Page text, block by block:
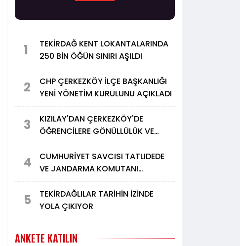
1
TEKİRDAĞ KENT LOKANTALARINDA
250 BİN ÖĞÜN SINIRI AŞILDI
2
CHP ÇERKEZKÖY İLÇE BAŞKANLIĞI
YENİ YÖNETİM KURULUNU AÇIKLADI
3
KIZILAY'DAN ÇERKEZKÖY'DE
ÖĞRENCİLERE GÖNÜLLÜLÜK VE
4
CUMHURİYET SAVCISI TATLIDEDE
VE JANDARMA KOMUTANI
ZİYARET
5
TEKİRDAĞLILAR TARİHİN İZİNDE
YOLA ÇIKIYOR
ANKETE KATILIN